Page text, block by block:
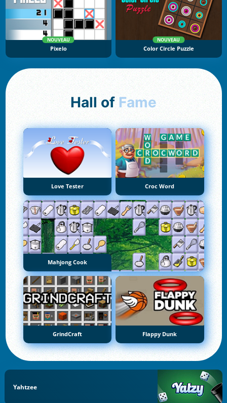
NOUVEAU
Pixelo
NOUVEAU
Color Circle Puzzle
Hall of Fame
Love Tester Croc Word
Mahjong Cook
GrindCraft Flappy Dunk
Yahtzee